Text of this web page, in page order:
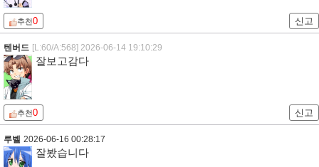
추천0 신고
텐버드 [L:60/A:568] 2026-06-14 19:10:29
잘보고감다
추천0 신고
루벨 2026-06-16 00:28:17
잘봤습니다